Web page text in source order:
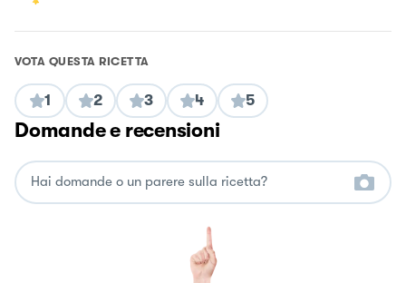
VOTA QUESTA RICETTA
1 2 3 4 5
Domande e recensioni